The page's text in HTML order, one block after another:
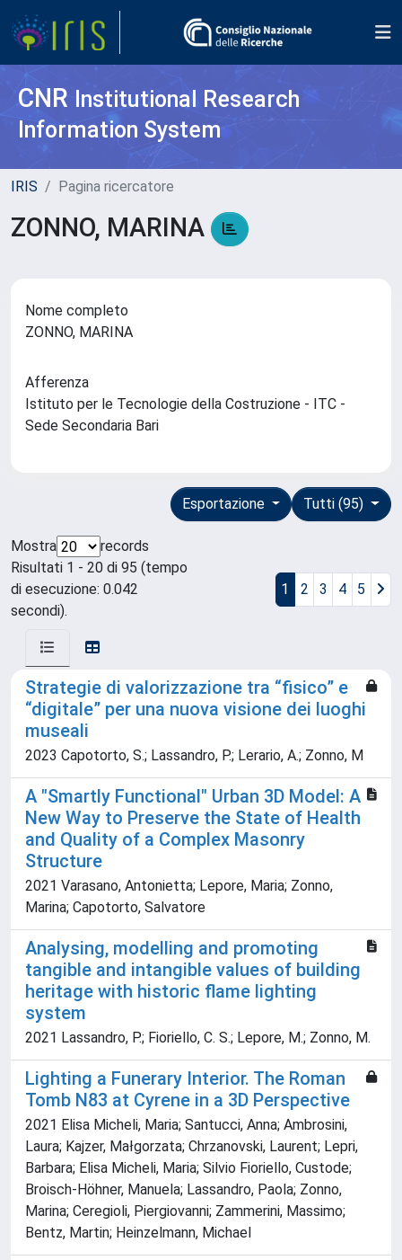
CNR Institutional Research
Information System
IRIS Pagina ricercatore
ZONNO, MARINA
Nome completo
ZONNO, MARINA
Afferenza
Istituto per le Tecnologie della Costruzione - ITC -
Sede Secondaria Bari
Tutti (95)
Esportazione
Mostra
records
Risultati 1 - 20 di 95 (tempo
di esecuzione: 0.042
secondi).
1 2 3 4 5
Strategie di valorizzazione tra “fisico” e
“digitale” per una nuova visione dei luoghi
museali
2023 Capotorto, S.; Lassandro, P.; Lerario, A.; Zonno, M
A "Smartly Functional" Urban 3D Model: A
New Way to Preserve the State of Health
and Quality of a Complex Masonry
Structure
2021 Varasano, Antonietta; Lepore, Maria; Zonno,
Marina; Capotorto, Salvatore
Analysing, modelling and promoting
tangible and intangible values of building
heritage with historic flame lighting
system
2021 Lassandro, P.; Fioriello, C. S.; Lepore, M.; Zonno, M.
Lighting a Funerary Interior. The Roman
Tomb N83 at Cyrene in a 3D Perspective
2021 Elisa Micheli, Maria; Santucci, Anna; Ambrosini,
Laura; Kajzer, Małgorzata; Chrzanovski, Laurent; Lepri,
Barbara; Elisa Micheli, Maria; Silvio Fioriello, Custode;
Broisch-Höhner, Manuela; Lassandro, Paola; Zonno,
Marina; Ceregioli, Piergiovanni; Zammerini, Massimo;
Bentz, Martin; Heinzelmann, Michael